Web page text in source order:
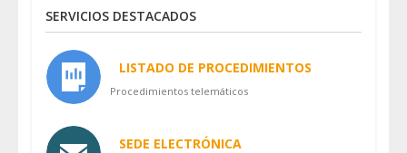
SERVICIOS DESTACADOS
LISTADO DE PROCEDIMIENTOS
Procedimientos telemáticos
SEDE ELECTRÓNICA